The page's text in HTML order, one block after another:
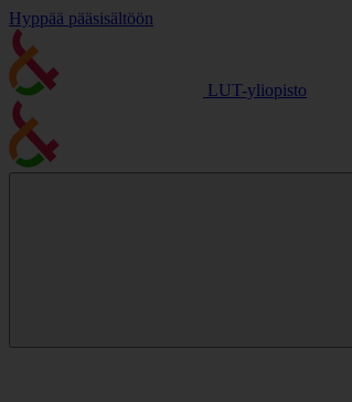
Hyppää pääsisältöön
LUT-yliopisto